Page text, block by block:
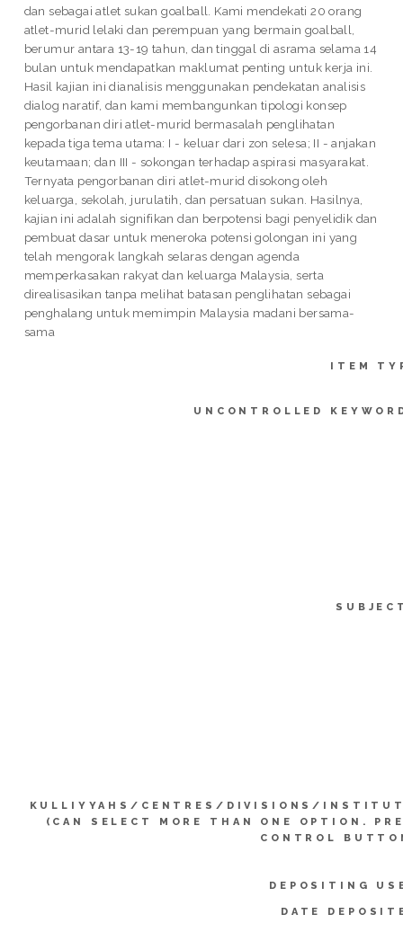
dan sebagai atlet sukan goalball. Kami mendekati 20 orang
atlet-murid lelaki dan perempuan yang bermain goalball,
berumur antara 13-19 tahun, dan tinggal di asrama selama 14
bulan untuk mendapatkan maklumat penting untuk kerja ini.
Hasil kajian ini dianalisis menggunakan pendekatan analisis
dialog naratif, dan kami membangunkan tipologi konsep
pengorbanan diri atlet-murid bermasalah penglihatan
kepada tiga tema utama: I - keluar dari zon selesa; II - anjakan
keutamaan; dan III - sokongan terhadap aspirasi masyarakat.
Ternyata pengorbanan diri atlet-murid disokong oleh
keluarga, sekolah, jurulatih, dan persatuan sukan. Hasilnya,
kajian ini adalah signifikan dan berpotensi bagi penyelidik dan
pembuat dasar untuk meneroka potensi golongan ini yang
telah mengorak langkah selaras dengan agenda
memperkasakan rakyat dan keluarga Malaysia, serta
direalisasikan tanpa melihat batasan penglihatan sebagai
penghalang untuk memimpin Malaysia madani bersama-
sama
ITEM
UNCONTROLLED
KULLIYYAHS/CENTRES/DIVISIONS/
(CAN SELECT MORE THAN ONE OPTION.
CONTROL
DEPOSITING
DATE